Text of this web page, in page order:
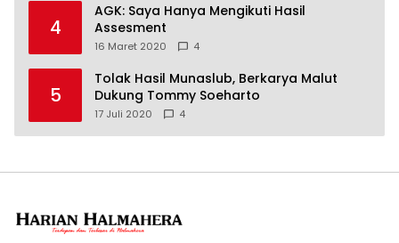
4
AGK: Saya Hanya Mengikuti Hasil
Assesment
16 Maret 2020 4
5
Tolak Hasil Munaslub, Berkarya Malut
Dukung Tommy Soeharto
17 Juli 2020 4